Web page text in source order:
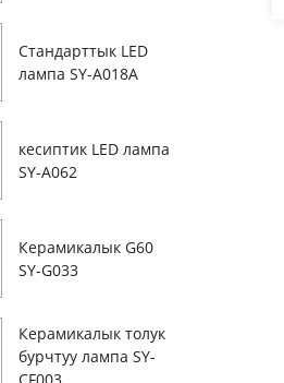
Стандарттык LED
лампа SY-A018A
кесиптик LED лампа
SY-A062
Керамикалык G60
SY-G033
Керамикалык толук
бурчтуу лампа SY-